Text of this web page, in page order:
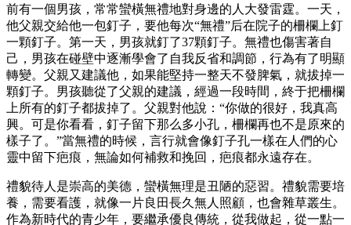
前有一個男孩，常常蠻橫無禮地對身邊的人大發雷霆。一天，
他父親交給他一包釘子，要他每次“無禮”后在院子的柵欄上釘
一顆釘子。第一天，男孩就釘了37顆釘子。無禮也傷害著自
己，男孩在碰壁中逐漸學會了自我反省和調節，行為有了明顯
轉變。父親又建議他，如果能堅持一整天不發脾氣，就拔掉一
顆釘子。男孩聽從了父親的建議，經過一段時間，終于把柵欄
上所有的釘子都拔掉了。父親對他說：“你做的很好，我真高
興。可是你看看，釘子留下那么多小孔，柵欄再也不是原來的
樣子了。”當無禮的時候，言行就會像釘子孔一樣在人們的心
靈中留下疤痕，無論如何補救和挽回，疤痕都永遠存在。
禮貌待人是崇高的美德，蠻橫無理是丑陋的惡習。禮貌需要培
養，需要看護，就像一片良田長久無人照顧，也會雜草叢生。
作為新時代的青少年，要繼承優良傳統，從我做起，從一點一